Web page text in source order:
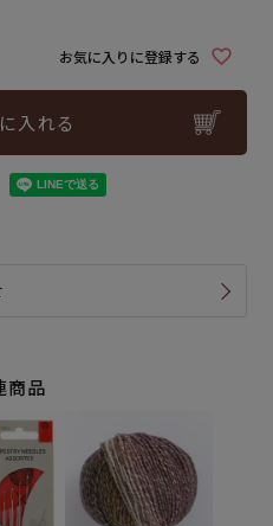
お気に入りに登録する
入れる
商品